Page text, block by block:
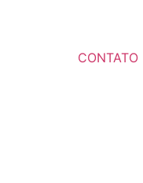
CONTATO